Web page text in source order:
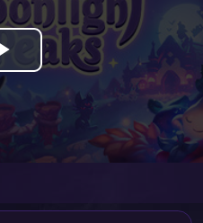
Play
Video